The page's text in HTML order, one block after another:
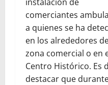
comerciantes
a quienes se ha
en los alrededores
zona comercial o en
Centro Histórico. Es
destacar que